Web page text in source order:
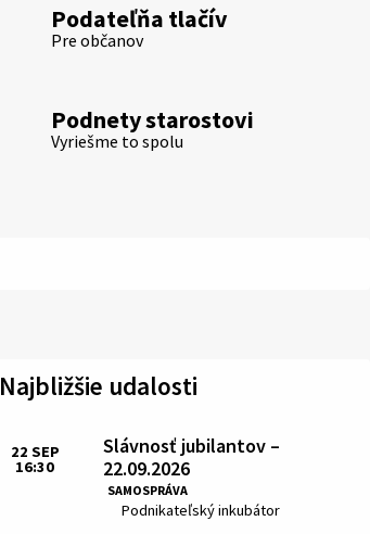
Podateľňa tlačív
Pre občanov
Podnety starostovi
Vyriešme to spolu
Najbližšie udalosti
Slávnosť jubilantov –
22.09.2026
SAMOSPRÁVA
Miesto:
Podnikateľský inkubátor
Čas:
22 SEP
16:30